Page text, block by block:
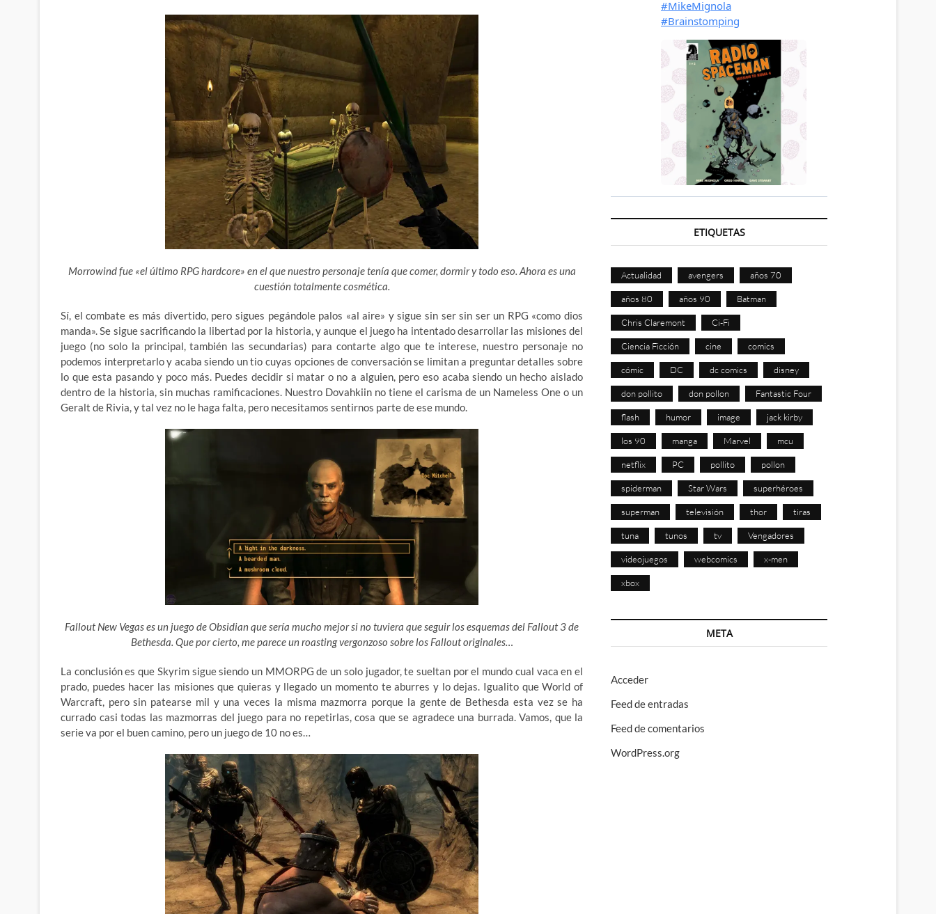
Morrowind fue «el último RPG hardcore» en el que nuestro personaje tenía que comer, dormir y todo eso. Ahora es una
cuestión totalmente cosmética.
Sí, el combate es más divertido, pero sigues pegándole palos «al aire» y sigue sin ser sin ser un RPG «como dios
manda». Se sigue sacrificando la libertad por la historia, y aunque el juego ha intentado desarrollar las misiones del
juego (no solo la principal, también las secundarias) para contarte algo que te interese, nuestro personaje no
podemos interpretarlo y acaba siendo un tio cuyas opciones de conversación se limitan a preguntar detalles sobre
lo que esta pasando y poco más. Puedes decidir si matar o no a alguien, pero eso acaba siendo un hecho aislado
dentro de la historia, sin muchas ramificaciones. Nuestro Dovahkiin no tiene el carisma de un Nameless One o un
Geralt de Rivia, y tal vez no le haga falta, pero necesitamos sentirnos parte de ese mundo.
Fallout New Vegas es un juego de Obsidian que sería mucho mejor si no tuviera que seguir los esquemas del Fallout 3 de
Bethesda. Que por cierto, me parece un roasting vergonzoso sobre los Fallout originales…
La conclusión es que Skyrim sigue siendo un MMORPG de un solo jugador, te sueltan por el mundo cual vaca en el
prado, puedes hacer las misiones que quieras y llegado un momento te aburres y lo dejas. Igualito que World of
Warcraft, pero sin patearse mil y una veces la misma mazmorra porque la gente de Bethesda esta vez se ha
currado casi todas las mazmorras del juego para no repetirlas, cosa que se agradece una burrada. Vamos, que la
serie va por el buen camino, pero un juego de 10 no es…
ETIQUETAS
Actualidad avengers años 70
años 80 años 90 Batman
Chris Claremont Ci-Fi
Ciencia Ficción cine comics
cómic DC dc comics disney
don pollito don pollon Fantastic Four
flash humor image jack kirby
los 90 manga Marvel mcu
netflix PC pollito pollon
spiderman Star Wars superhéroes
superman televisión thor tiras
tuna tunos tv Vengadores
videojuegos webcomics x-men
xbox
META
Acceder
Feed de entradas
Feed de comentarios
WordPress.org